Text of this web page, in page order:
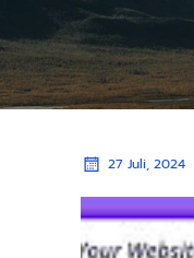
27 Juli, 2024